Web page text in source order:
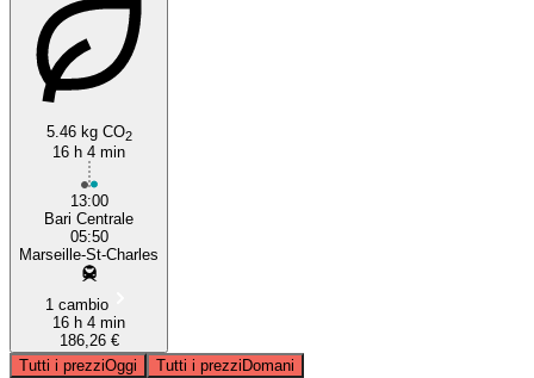
5.46 kg CO2
16 h 4 min
13:00
Bari Centrale
05:50
Marseille-St-Charles
1 cambio
16 h 4 min
186,26 €
Tutti i prezziOggi Tutti i prezziDomani